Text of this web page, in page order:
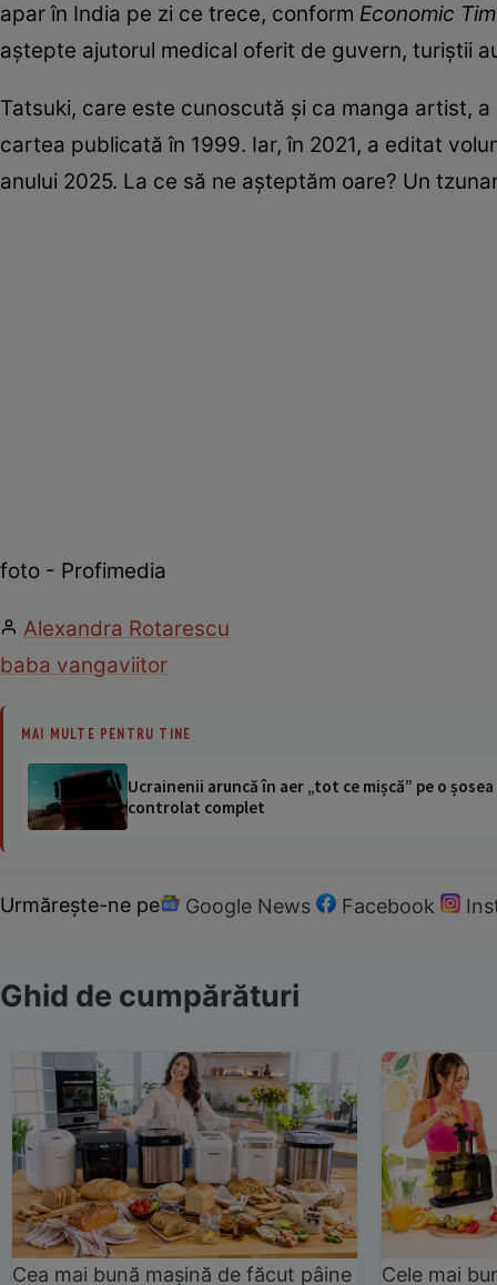
apar în India pe zi ce trece, conform Economic
aștepte ajutorul medical oferit de guvern, turiștii
Tatsuki, care este cunoscută și ca manga artist,
cartea publicată în 1999. Iar, în 2021, a editat
anului 2025. La ce să ne așteptăm oare? Un
foto - Profimedia
Alexandra Rotarescu
baba vangaviitor
MAI MULTE PENTRU TINE
Ucrainenii aruncă în aer „tot ce mișcă” pe o
controlat complet
Urmărește-ne pe Google News Facebook
Ghid de cumpărături
Cea mai bună mașină de făcut pâine Cele mai